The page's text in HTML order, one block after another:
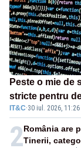
Peste o mie de
stricte pentru
IT&C·30 iul. 2026, 11:26
2România are
Tinerii,